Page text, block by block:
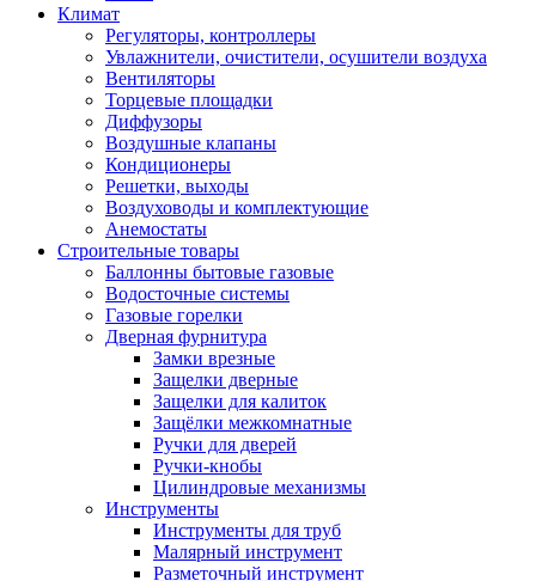
Климат
Регуляторы, контроллеры
Увлажнители, очистители, осушители воздуха
Вентиляторы
Торцевые площадки
Диффузоры
Воздушные клапаны
Кондиционеры
Решетки, выходы
Воздуховоды и комплектующие
Анемостаты
Строительные товары
Баллонны бытовые газовые
Водосточные системы
Газовые горелки
Дверная фурнитура
Замки врезные
Защелки дверные
Защелки для калиток
Защёлки межкомнатные
Ручки для дверей
Ручки-кнобы
Цилиндровые механизмы
Инструменты
Инструменты для труб
Малярный инструмент
Разметочный инструмент